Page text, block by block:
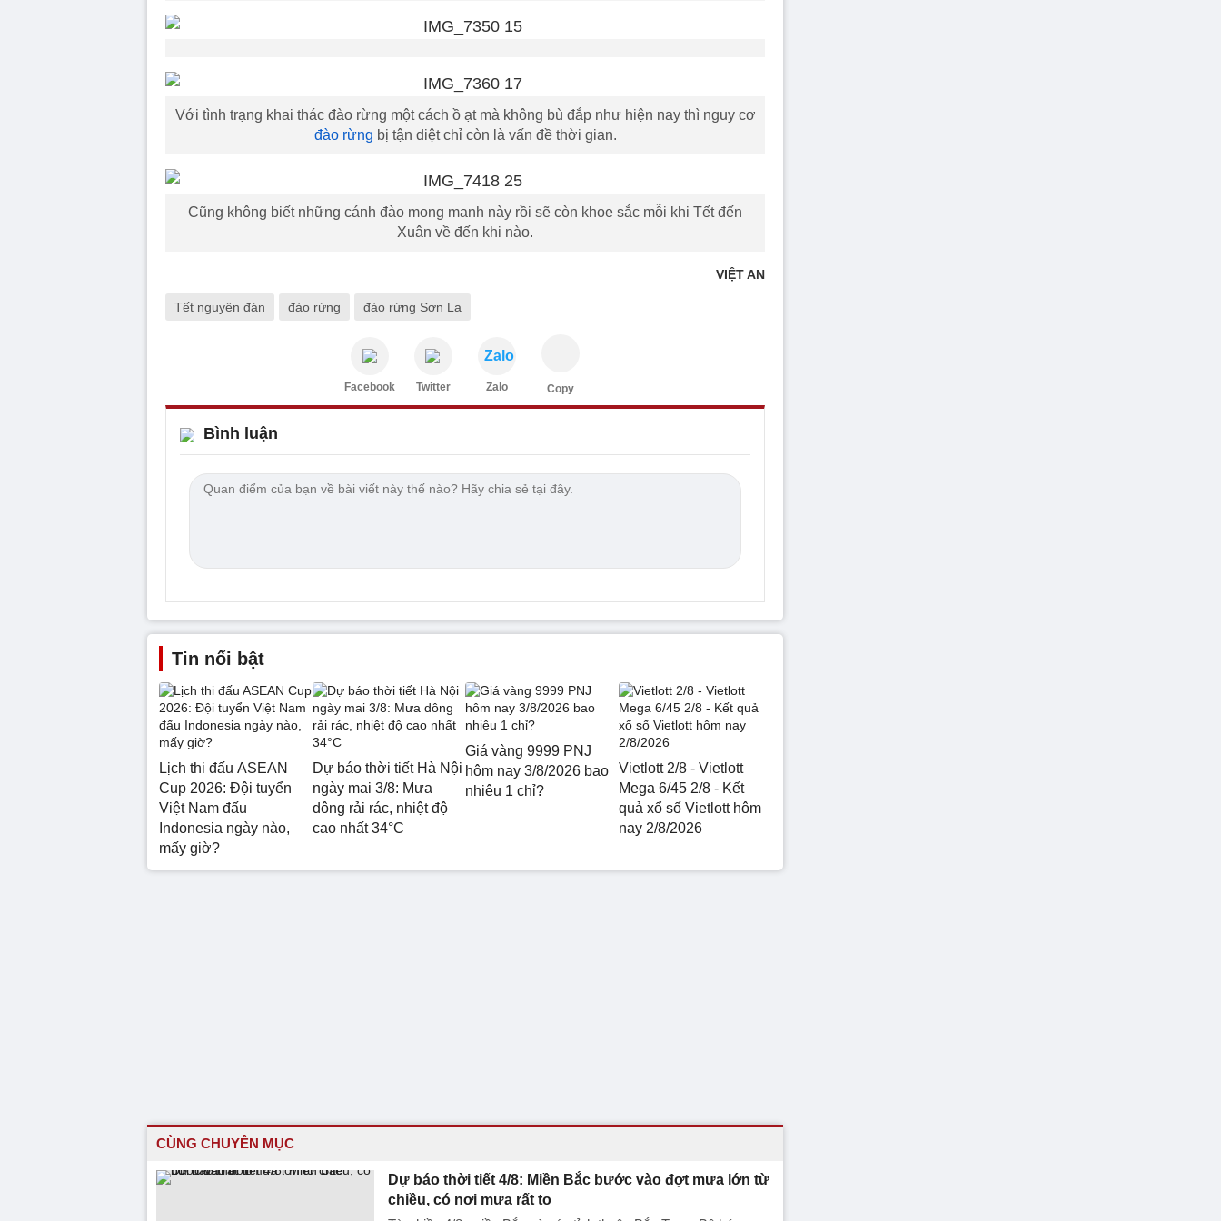
Với tình trạng khai thác đào rừng một cách ồ ạt mà không bù đắp như hiện nay thì nguy cơ
đào rừng bị tận diệt chỉ còn là vấn đề thời gian.
Cũng không biết những cánh đào mong manh này rồi sẽ còn khoe sắc mỗi khi Tết đến
Xuân về đến khi nào.
VIỆT AN
Tết nguyên đán đào rừng đào rừng Sơn La
Facebook Twitter
Zalo
Zalo Copy
Bình luận
Tin nổi bật
Lịch thi đấu ASEAN
Cup 2026: Đội tuyển
Việt Nam đấu
Indonesia ngày nào,
mấy giờ?
Dự báo thời tiết Hà Nội
ngày mai 3/8: Mưa
dông rải rác, nhiệt độ
cao nhất 34°C
Giá vàng 9999 PNJ
hôm nay 3/8/2026 bao
nhiêu 1 chỉ?
Vietlott 2/8 - Vietlott
Mega 6/45 2/8 - Kết
quả xổ số Vietlott hôm
nay 2/8/2026
CÙNG CHUYÊN MỤC
Dự báo thời tiết 4/8: Miền Bắc bước vào đợt mưa lớn từ
chiều, có nơi mưa rất to